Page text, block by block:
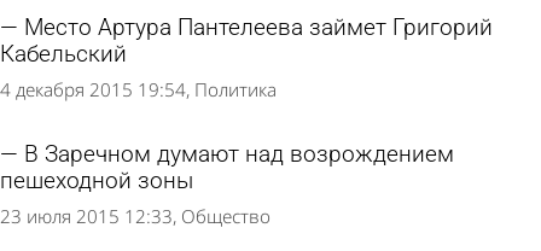
Место Артура Пантелеева займет Григорий
Кабельский
4 декабря 2015 19:54 Политика
В Заречном думают над возрождением
пешеходной зоны
23 июля 2015 12:33 Общество